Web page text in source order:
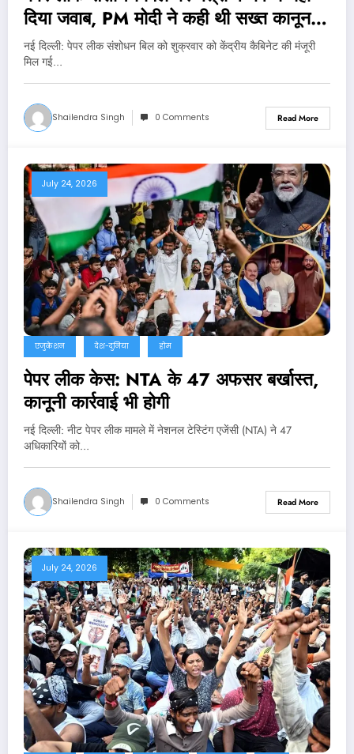
दिया जवाब, PM मोदी ने कही थी सख्त कानून
लाने की बात
नई दिल्‍ली: पेपर लीक संशोधन बिल को शुक्रवार को केंद्रीय कैबिनेट की मंजूरी
मिल गई…
Shailendra Singh 0 Comments Read More
July 24, 2026
एजुकेशन देश-दुनिया होम
पेपर लीक केस: NTA के 47 अफसर बर्खास्त,
कानूनी कार्रवाई भी होगी
नई दिल्‍ली: नीट पेपर लीक मामले में नेशनल टेस्टिंग एजेंसी (NTA) ने 47
अधिकारियों को…
Shailendra Singh 0 Comments Read More
July 24, 2026